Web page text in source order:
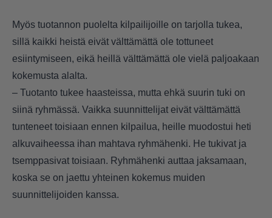
Myös tuotannon puolelta kilpailijoille on tarjolla tukea,
sillä kaikki heistä eivät välttämättä ole tottuneet
esiintymiseen, eikä heillä välttämättä ole vielä paljoakaan
kokemusta alalta.
– Tuotanto tukee haasteissa, mutta ehkä suurin tuki on
siinä ryhmässä. Vaikka suunnittelijat eivät välttämättä
tunteneet toisiaan ennen kilpailua, heille muodostui heti
alkuvaiheessa ihan mahtava ryhmähenki. He tukivat ja
tsemppasivat toisiaan. Ryhmähenki auttaa jaksamaan,
koska se on jaettu yhteinen kokemus muiden
suunnittelijoiden kanssa.